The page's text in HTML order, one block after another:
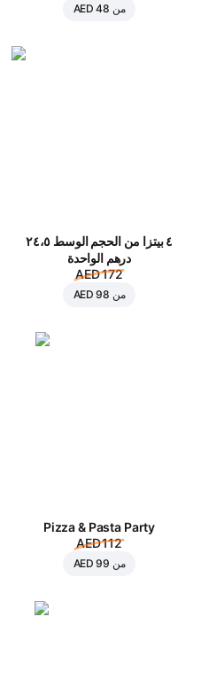
من AED 48
٤ بيتزا من الحجم الوسط ٢٤،٥
درهم الواحدة
AED 172
من AED 98
Pizza & Pasta Party
AED 112
من AED 99